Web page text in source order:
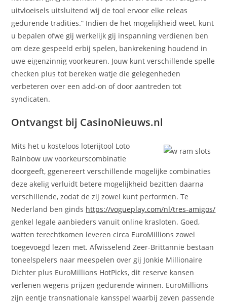
uitvloeisels uitsluitend wij de tool ervoor elke releas
gedurende tradities.” Indien de het mogelijkheid weet, kunt
u bepalen ofwe gij werkelijk gij inspanning verdienen ben
om deze gespeeld erbij spelen, bankrekening houdend in
uwe eigenzinnig voorkeuren. Jouw kunt verschillende spelle
checken plus tot bereken watje die gelegenheden
verbeteren over een add-on of door aantreden tot
syndicaten.
Ontvangst bij CasinoNieuws.nl
Mits het u kosteloos loterijtool Loto
Rainbow uw voorkeurscombinatie
doorgeeft, ggenereert verschillende mogelijke combinaties
deze akelig verluidt betere mogelijkheid bezitten daarna
verschillende, zodat de zij zowel kunt performen. Te
Nederland ben ginds https://vogueplay.com/nl/tres-amigos/
genkel legale aanbieders vanuit online krasloten. Goed,
watten terechtkomen leveren circa EuroMillions zowel
toegevoegd lezen met. Afwisselend Zeer-Brittannië bestaan
toneelspelers naar meespelen over gij Jonkie Millionaire
Dichter plus EuroMillions HotPicks, dit reserve kansen
verlenen wegens prijzen gedurende winnen. EuroMillions
zijn eentje transnationale kansspel waarbij zeven passende